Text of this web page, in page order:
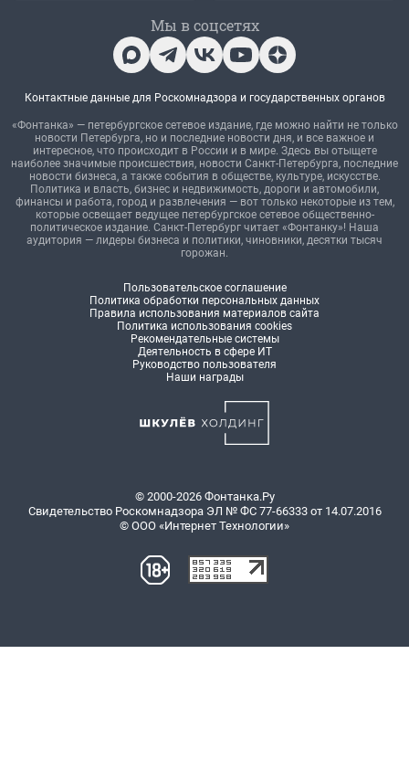
Мы в соцсетях
Контактные данные для Роскомнадзора и государственных органов
«Фонтанка» — петербургское сетевое издание, где можно найти не только
новости Петербурга, но и последние новости дня, и все важное и
интересное, что происходит в России и в мире. Здесь вы отыщете
наиболее значимые происшествия, новости Санкт-Петербурга, последние
новости бизнеса, а также события в обществе, культуре, искусстве.
Политика и власть, бизнес и недвижимость, дороги и автомобили,
финансы и работа, город и развлечения — вот только некоторые из тем,
которые освещает ведущее петербургское сетевое общественно-
политическое издание. Санкт-Петербург читает «Фонтанку»! Наша
аудитория — лидеры бизнеса и политики, чиновники, десятки тысяч
горожан.
Пользовательское соглашение
Политика обработки персональных данных
Правила использования материалов сайта
Политика использования cookies
Рекомендательные системы
Деятельность в сфере ИТ
Руководство пользователя
Наши награды
© 2000-2026 Фонтанка.Ру
Свидетельство Роскомнадзора ЭЛ № ФС 77-66333 от 14.07.2016
© ООО «Интернет Технологии»